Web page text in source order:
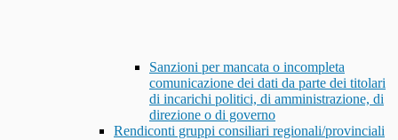
Sanzioni per mancata o incompleta
comunicazione dei dati da parte dei titolari
di incarichi politici, di amministrazione, di
direzione o di governo
Rendiconti gruppi consiliari regionali/provinciali